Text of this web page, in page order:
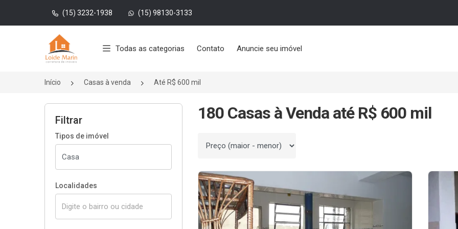
(15) 3232-1938 (15) 98130-3133
Página inicial
Todas as categorias Contato Anuncie seu imóvel
Início Casas à venda Até R$ 600 mil
Filtrar
Tipos de imóvel
Localidades
180 Casas à Venda até R$ 600 mil
Ordenar por